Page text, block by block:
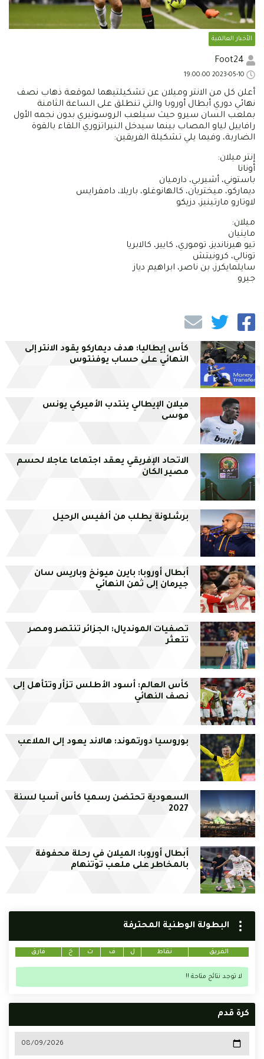
الأخبار العالمية
أعلن كل من الانتر وميلان عن تشكيلتيهما لموقعة ذهاب نصف
نهائي دوري أبطال أوروبا والتي تنطلق على الساعة الثامنة
بملعب السان سيرو حيث سيلعب الروسونيري بدون نجمه الأول
رافاييل لياو المصاب بينما سيدخل النيراتزوري اللقاء بالقوة
الضاربة، وفيما يلي تشكيلة الفريقين:
إنتر ميلان:
أونانا
باستوني، أشيربي، دارميان
ديماركو، ميختريان، كالهانوغلو، باريلا، دامفرايس
لاوتارو مارتينيز، دزيكو
ميلان:
ماينيان
تيو هيرنانديز، توموري، كايير، كالابريا
تونالي، كرونيتش
سايلمايكرز، بن ناصر، ابراهيم دياز
جيرو
كأس إيطاليا: هدف ديماركو يقود الانتر إلى
النهائي على حساب يوفنتوس
ميلان الإيطالي ينتدب الأميركي يونس
موسى
الاتحاد الإفريقي يعقد اجتماعا عاجلا لحسم
مصير الكان
برشلونة يطلب من ألفيس الرحيل
أبطال أوروبا: بايرن ميونخ وباريس سان
جيرمان إلى ثمن النهائي
تصفيات المونديال: الجزائر تنتصر ومصر
تتعثر
كأس العالم: أسود الأطلس تزأر وتتأهل إلى
نصف النهائي
بوروسيا دورتموند: هالاند يعود إلى الملاعب
السعودية تحتضن رسميا كأس آسيا لسنة
2027
أبطال أوروبا: الميلان في رحلة محفوفة
بالمخاطر على ملعب توتنهام
البطولة الوطنية المحترفة
الفريق نقاط ل ف ت خ فارق
لا توجد نتائج متاحة !!
كرة قدم